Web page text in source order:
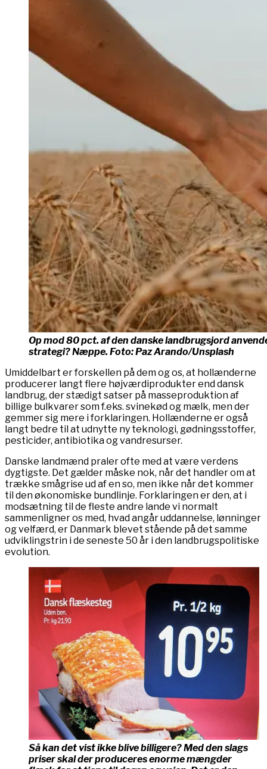
Op mod 80 pct. af den danske landbrugsjord
strategi? Næppe. Foto: Paz Arando/Unsplash
Umiddelbart er forskellen på dem og os, at hollænderne
producerer langt flere højværdiprodukter end dansk
landbrug, der stædigt satser på masseproduktion af
billige bulkvarer som f.eks. svinekød og mælk, men der
gemmer sig mere i forklaringen. Hollænderne er også
langt bedre til at udnytte ny teknologi, gødningsstoffer,
pesticider, antibiotika og vandresurser.
Danske landmænd praler ofte med at være verdens
dygtigste. Det gælder måske nok, når det handler om at
trække smågrise ud af en so, men ikke når det kommer
til den økonomiske bundlinje. Forklaringen er den, at i
modsætning til de fleste andre lande vi normalt
sammenligner os med, hvad angår uddannelse, lønninger
og velfærd, er Danmark blevet stående på det samme
udviklingstrin i de seneste 50 år i den landbrugspolitiske
evolution.
Så kan det vist ikke blive billigere? Med den slags
priser skal der produceres enorme mængder